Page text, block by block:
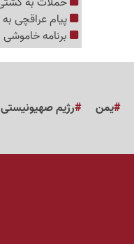
پیام عراقچی
برنامه خاموشی
یمن رژیم صهیونیستی